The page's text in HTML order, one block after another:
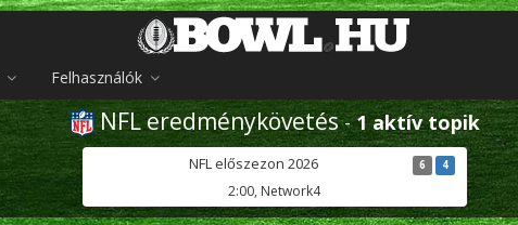
Felhasználók
NFL eredménykövetés -1 aktív topik
NFL előszezon 2026 6 4
2:00, Network4